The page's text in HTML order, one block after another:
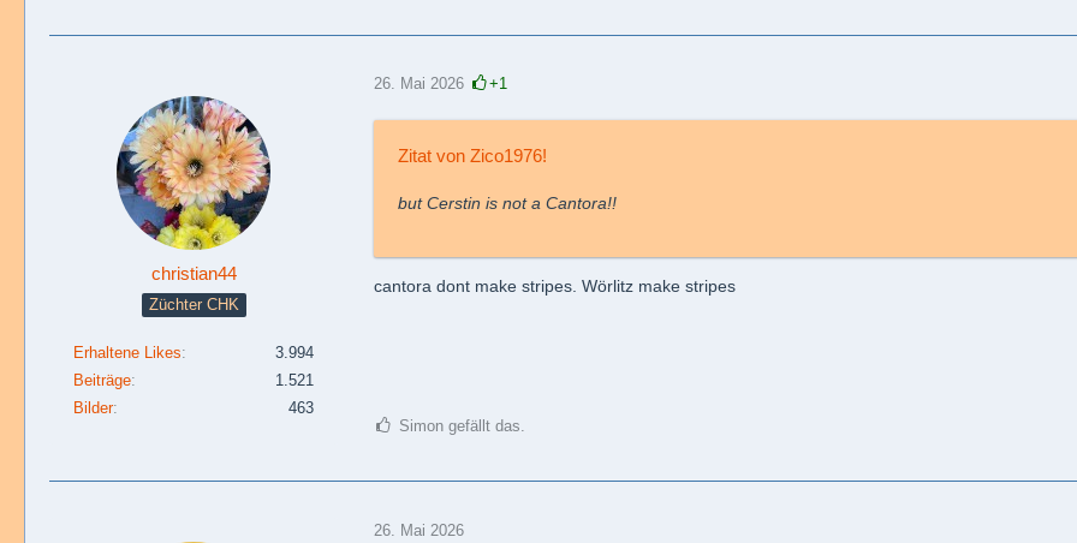
christian44
Züchter CHK
Erhaltene Likes
3.994
Beiträge
1.521
Bilder
463
26. Mai 2026 +1
Zitat von Zico1976!
but Cerstin is not a Cantora!!
cantora dont make stripes. Wörlitz make stripes
Simon gefällt das.
26. Mai 2026